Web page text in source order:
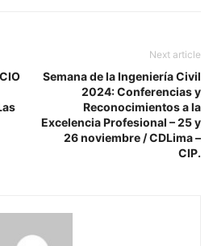
Next article
Semana de la Ingeniería Civil
2024: Conferencias y
Reconocimientos a la
Excelencia Profesional – 25 y
26 noviembre / CDLima –
CIP.